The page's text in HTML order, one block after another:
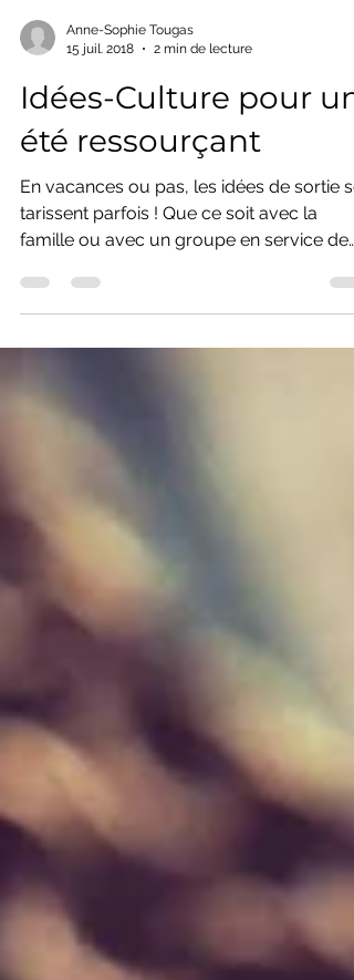
15 juil. 2018
2 min de lecture
Idées-Culture pour un
été ressourçant
En vacances ou pas, les idées de sortie se
tarissent parfois ! Que ce soit avec la
famille ou avec un groupe en service de